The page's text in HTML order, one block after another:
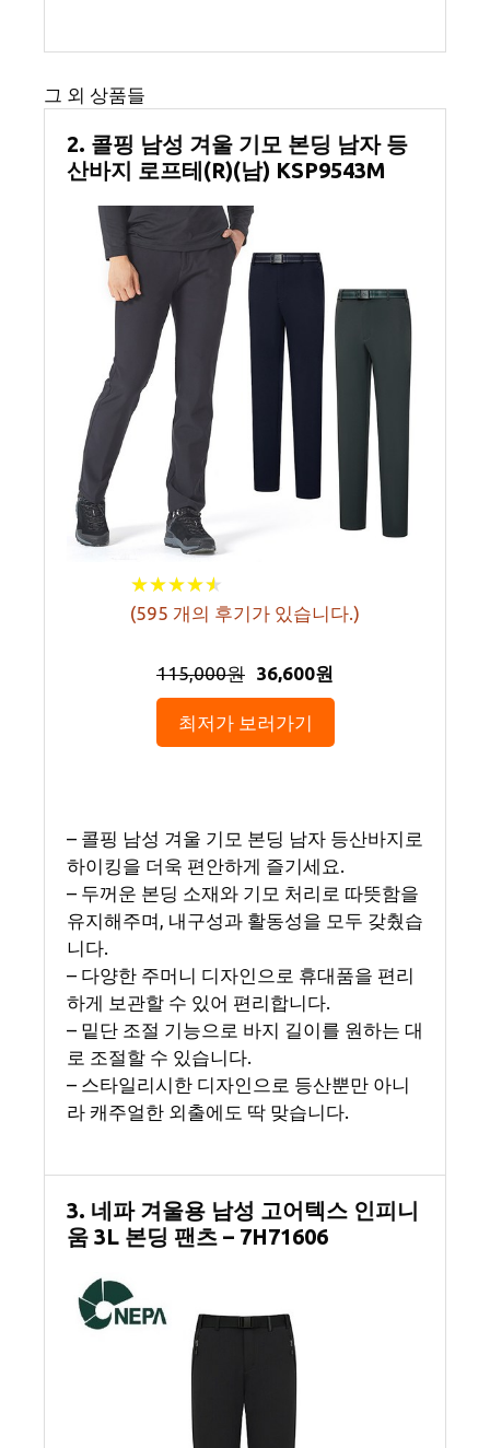
그 외 상품들
2. 콜핑 남성 겨울 기모 본딩 남자 등
산바지 로프테(R)(남) KSP9543M
★★★★★
★★★★★
(595 개의 후기가 있습니다.)
115,000원 36,600원
최저가 보러가기
– 콜핑 남성 겨울 기모 본딩 남자 등산바지로
하이킹을 더욱 편안하게 즐기세요.
– 두꺼운 본딩 소재와 기모 처리로 따뜻함을
유지해주며, 내구성과 활동성을 모두 갖췄습
니다.
– 다양한 주머니 디자인으로 휴대품을 편리
하게 보관할 수 있어 편리합니다.
– 밑단 조절 기능으로 바지 길이를 원하는 대
로 조절할 수 있습니다.
– 스타일리시한 디자인으로 등산뿐만 아니
라 캐주얼한 외출에도 딱 맞습니다.
3. 네파 겨울용 남성 고어텍스 인피니
움 3L 본딩 팬츠 – 7H71606